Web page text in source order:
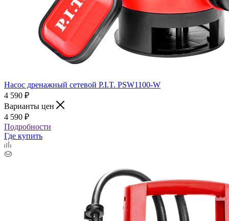
Насос дренажный сетевой P.I.T. PSW1100-W
4 590 ₽
Варианты цен
4 590 ₽
Подробности
Где купить